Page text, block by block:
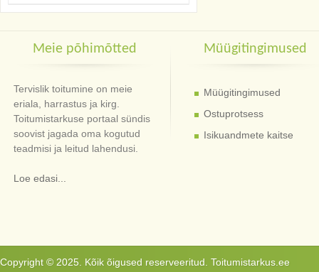
Meie põhimõtted
Tervislik toitumine on meie
eriala, harrastus ja kirg.
Toitumistarkuse portaal sündis
soovist jagada oma kogutud
teadmisi ja leitud lahendusi.
Loe edasi...
Müügitingimused
Müügitingimused
Ostuprotsess
Isikuandmete kaitse
Copyright © 2025. Kõik õigused reserveeritud. Toitumistarkus.ee